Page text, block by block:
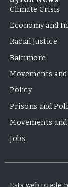
Climate Crisis
Economy and
Racial Justice
Baltimore
Movements
Policy
Prisons and
Movements
Jobs
Esta web puede